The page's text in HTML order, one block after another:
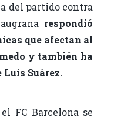
r
del partido contra
respondió
que afectan al
y también ha
Luis Suárez.
FC Barcelona se